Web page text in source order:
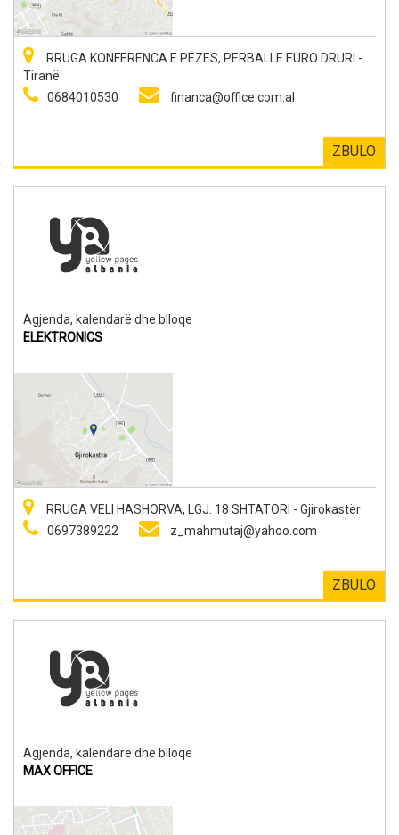
RRUGA KONFERENCA E PEZES, PERBALLE EURO DRURI -
Tiranë
0684010530
financa@office.com.al
ZBULO
Agjenda, kalendarë dhe blloqe
ELEKTRONICS
RRUGA VELI HASHORVA, LGJ. 18 SHTATORI - Gjirokastër
0697389222
z_mahmutaj@yahoo.com
ZBULO
Agjenda, kalendarë dhe blloqe
MAX OFFICE